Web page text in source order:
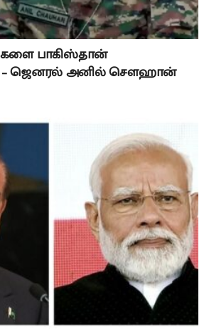
பாகிஸ்தான்
– ஜெனரல் அனில் சௌஹான்